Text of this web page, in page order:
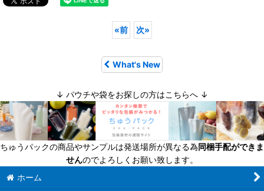
«前 次»
What's New
↓ パウチや袋をお探しの方はこちらへ ↓
ちゅうパックの商品やサンプルは発送場所が異なる為同梱手配ができま
せんのでよろしくお願い致します。
ホーム